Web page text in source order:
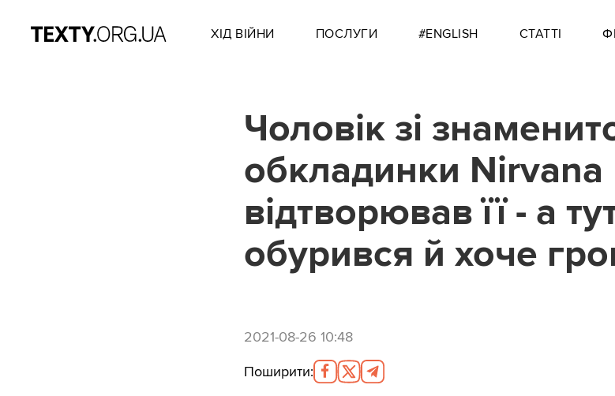
ХІД ВІЙНИ ПОСЛУГИ #ENGLISH СТАТТІ
Чоловік зі
обкладинки Nirvana
відтворював її - а
обурився й хоче
2021-08-26 10:48
Поширити: